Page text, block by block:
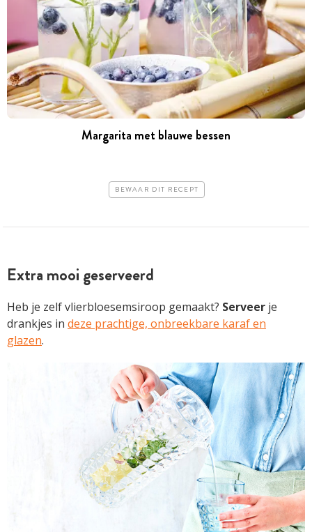
Margarita met blauwe bessen
BEWAAR DIT RECEPT
Extra mooi geserveerd
Heb je zelf vlierbloesemsiroop gemaakt? Serveer je
drankjes in deze prachtige, onbreekbare karaf en
glazen.